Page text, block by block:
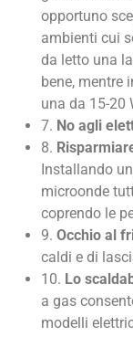
opportuno
ambienti cui
da letto una
bene, mentre
una da 15-20
7. No agli
8.
Installando
microonde
coprendo le
9. Occhio al
caldi e di
10. Lo
a gas
modelli